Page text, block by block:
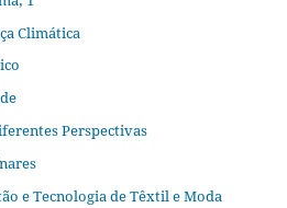
Climática
Perspectivas
e Tecnologia de Têxtil e Moda